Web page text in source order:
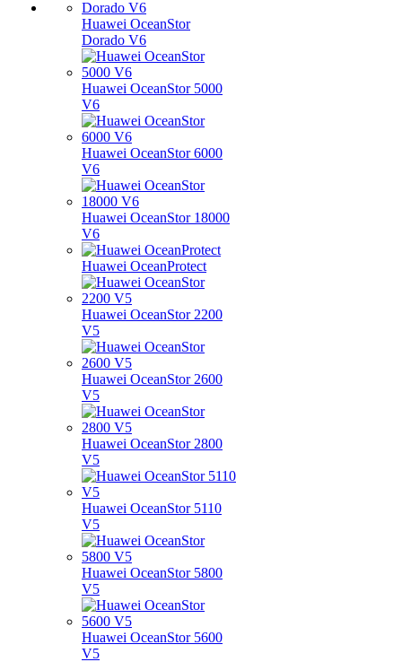
Huawei OceanStor
Dorado V6
Huawei OceanStor 5000
V6
Huawei OceanStor 6000
V6
Huawei OceanStor 18000
V6
Huawei OceanProtect
Huawei OceanStor 2200
V5
Huawei OceanStor 2600
V5
Huawei OceanStor 2800
V5
Huawei OceanStor 5110
V5
Huawei OceanStor 5800
V5
Huawei OceanStor 5600
V5